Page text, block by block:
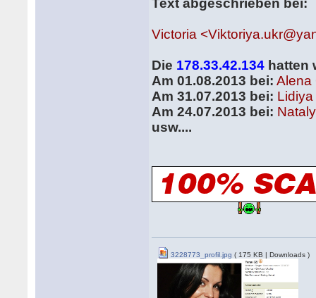
Text abgeschrieben bei:
Victoria
Die 178.33.42.134 hatten
Am 01.08.2013 bei: Alena
Am 31.07.2013 bei:
Am 24.07.2013 bei:
usw....
3228773_profil.jpg ( 175 KB | Downloads )